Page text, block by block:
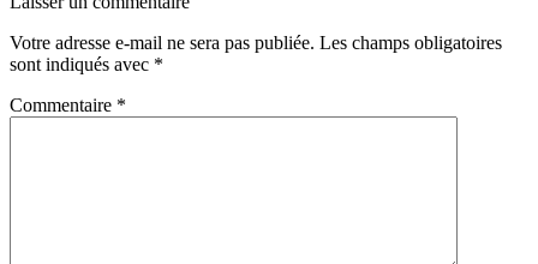
Votre adresse e-mail ne sera pas publiée. Les champs obligatoires
sont indiqués avec *
Commentaire *